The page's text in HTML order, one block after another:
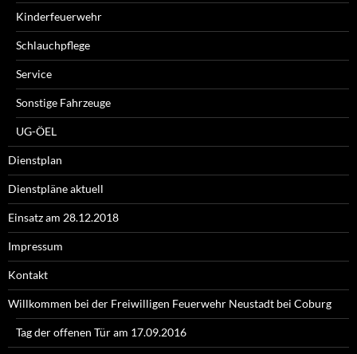
Kinderfeuerwehr
Schlauchpflege
Service
Sonstige Fahrzeuge
UG-ÖEL
Dienstplan
Dienstpläne aktuell
Einsatz am 28.12.2018
Impressum
Kontakt
Willkommen bei der Freiwilligen Feuerwehr Neustadt bei Coburg
Tag der offenen Tür am 17.09.2016